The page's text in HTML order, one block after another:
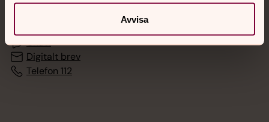
Avvisa
med en präst på kvällar och nätter.
Chatt
Digitalt brev
Telefon 112